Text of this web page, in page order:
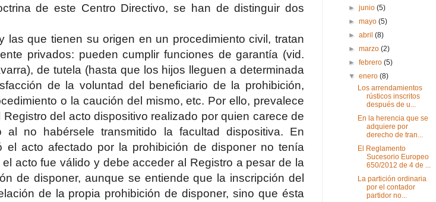
de este Centro Directivo, se han de distinguir dos
las que tienen su origen en un procedimiento civil, tratan
privados: pueden cumplir funciones de garantía (vid.
de tutela (hasta que los hijos lleguen a determinada
de la voluntad del beneficiario de la prohibición,
o la caución del mismo, etc. Por ello, prevalece
del acto dispositivo realizado por quien carece de
no habérsele transmitido la facultad dispositiva. En
el acto afectado por la prohibición de disponer no tenía
acto fue válido y debe acceder al Registro a pesar de la
de disponer, aunque se entiende que la inscripción del
de la propia prohibición de disponer, sino que ésta
►junio(5)
►mayo(5)
►abril(8)
►marzo(2)
►febrero(5)
▼enero(8)
Los arrendamientos
rústicos inscritos
después de u...
En la herencia que se
adquiere por
derecho de tran...
El Reglamento
Sucesorio Europeo
650/2012 de 4 de ...
La partición ordinaria
por el contador
partidor no...